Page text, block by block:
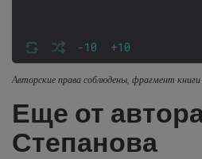
-10 +10
Авторские права соблюдены, фрагмент
Еще от
Степанова